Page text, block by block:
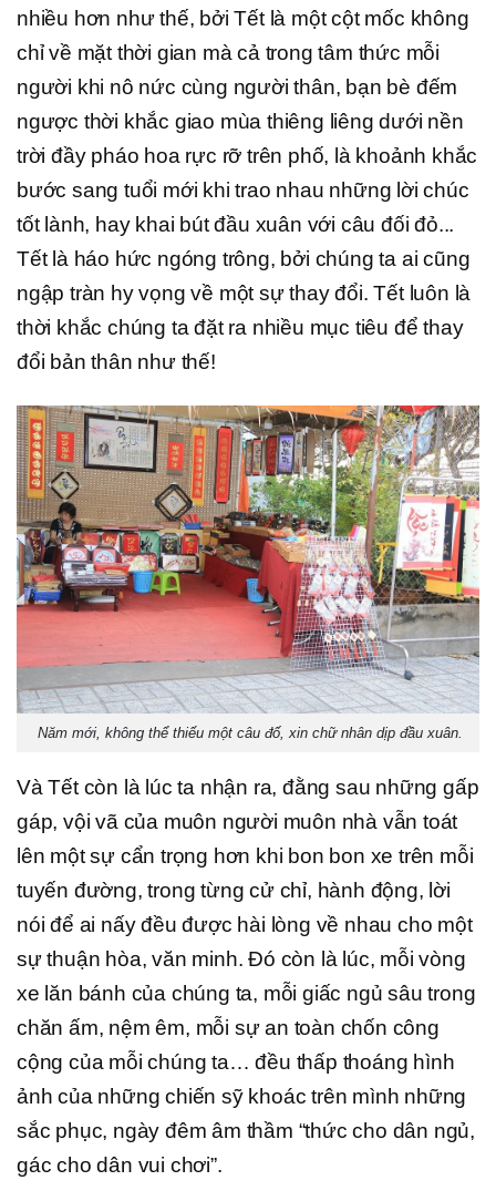
nhiều hơn như thế, bởi Tết là một cột mốc không
chỉ về mặt thời gian mà cả trong tâm thức mỗi
người khi nô nức cùng người thân, bạn bè đếm
ngược thời khắc giao mùa thiêng liêng dưới nền
trời đầy pháo hoa rực rỡ trên phố, là khoảnh khắc
bước sang tuổi mới khi trao nhau những lời chúc
tốt lành, hay khai bút đầu xuân với câu đối đỏ...
Tết là háo hức ngóng trông, bởi chúng ta ai cũng
ngập tràn hy vọng về một sự thay đổi. Tết luôn là
thời khắc chúng ta đặt ra nhiều mục tiêu để thay
đổi bản thân như thế!
Năm mới, không thể thiếu một câu đố, xin chữ nhân dịp đầu xuân.
Và Tết còn là lúc ta nhận ra, đằng sau những gấp
gáp, vội vã của muôn người muôn nhà vẫn toát
lên một sự cẩn trọng hơn khi bon bon xe trên mỗi
tuyến đường, trong từng cử chỉ, hành động, lời
nói để ai nấy đều được hài lòng về nhau cho một
sự thuận hòa, văn minh. Đó còn là lúc, mỗi vòng
xe lăn bánh của chúng ta, mỗi giấc ngủ sâu trong
chăn ấm, nệm êm, mỗi sự an toàn chốn công
cộng của mỗi chúng ta… đều thấp thoáng hình
ảnh của những chiến sỹ khoác trên mình những
sắc phục, ngày đêm âm thầm “thức cho dân ngủ,
gác cho dân vui chơi”.